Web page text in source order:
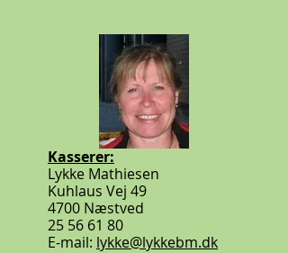
Kasserer:
Lykke Mathiesen
Kuhlaus Vej 49
4700 Næstved
25 56 61 80
E-mail: lykke@lykkebm.dk